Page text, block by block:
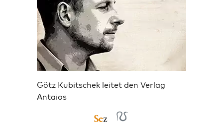
Götz Kubitschek leitet den Verlag
Antaios